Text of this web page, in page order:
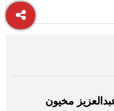
مخيون